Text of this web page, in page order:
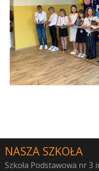
NASZA SZKOŁA
Szkoła Podstawowa nr 3